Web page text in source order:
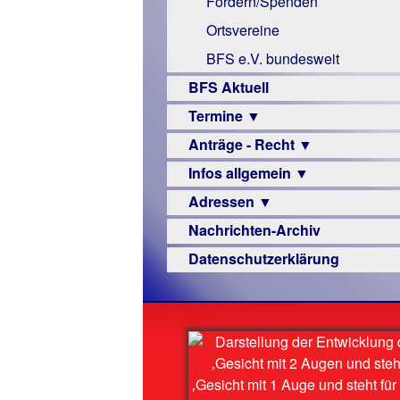
Links
Ortsvereine
BFS e.V. bundesweit
BFS Aktuell
Termine ▼
Veranstaltungsprogramme
Anträge - Recht ▼
Archiv
Urteile
Infos allgemein ▼
Sehbehinderung
Frühförderung
Schule
–
Beruf
Senioren
Hilfsmittel
Adressen ▼
Augenoptiker
Berufsbildungswerke
Hörbüchereien
Reha-
Lehrer
Nachrichten-Archiv
Datenschutzerklärung